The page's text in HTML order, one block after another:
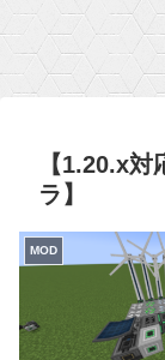
【1.20.x
ラ】
MOD